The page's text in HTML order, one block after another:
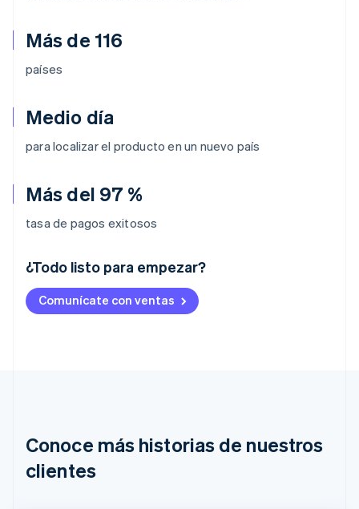
Más de 116
países
Medio día
para localizar el producto en un nuevo país
Más del 97 %
tasa de pagos exitosos
¿Todo listo para empezar?
Comunícate con ventas
Conoce más historias de nuestros
clientes
Alemania
DeutschEnglish
Australia
Bulgaria
English
Canadá